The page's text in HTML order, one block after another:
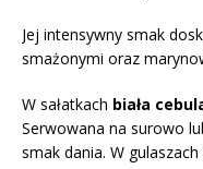
Jej intensywny smak
smażonymi oraz
W sałatkach biała
Serwowana na surowo
smak dania. W